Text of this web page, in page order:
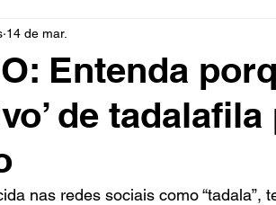
Cidades
Educação Influencer Luto
Entenda
de
14 de mar.
nas redes sociais como “tadala”,